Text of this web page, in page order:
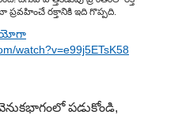
రక్తానికి ఇది గొప్పది.
యోగా
watch?v=e99j5ETsK58
పడుకోండి,